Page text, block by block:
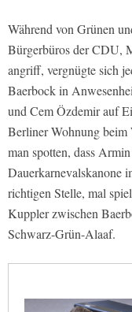
Während von Grünen
Bürgerbüros der CDU,
angriff, vergnügte sich
Baerbock in
und Cem Özdemir auf
Berliner Wohnung beim
man spotten, dass
Dauerkarnevalskanone
richtigen Stelle, mal
Kuppler zwischen
Schwarz-Grün-Alaaf.